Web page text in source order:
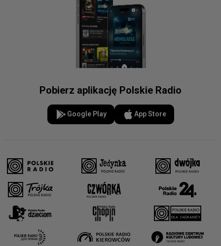
Pobierz aplikację Polskie Radio
Google Play App Store